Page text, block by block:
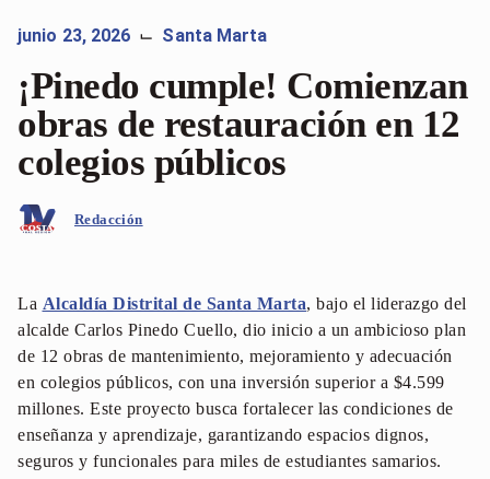
junio 23, 2026 ⌙ Santa Marta
¡Pinedo cumple! Comienzan
obras de restauración en 12
colegios públicos
Redacción
La Alcaldía Distrital de Santa Marta, bajo el liderazgo del
alcalde Carlos Pinedo Cuello, dio inicio a un ambicioso plan
de 12 obras de mantenimiento, mejoramiento y adecuación
en colegios públicos, con una inversión superior a $4.599
millones. Este proyecto busca fortalecer las condiciones de
enseñanza y aprendizaje, garantizando espacios dignos,
seguros y funcionales para miles de estudiantes samarios.